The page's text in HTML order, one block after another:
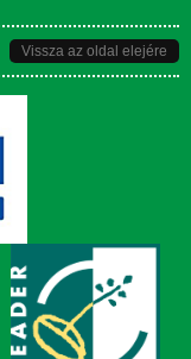
Vissza az oldal elejére